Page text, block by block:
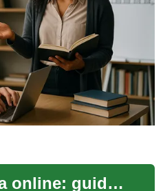
Corsi di lingua online: guida pratica all'apprendimento